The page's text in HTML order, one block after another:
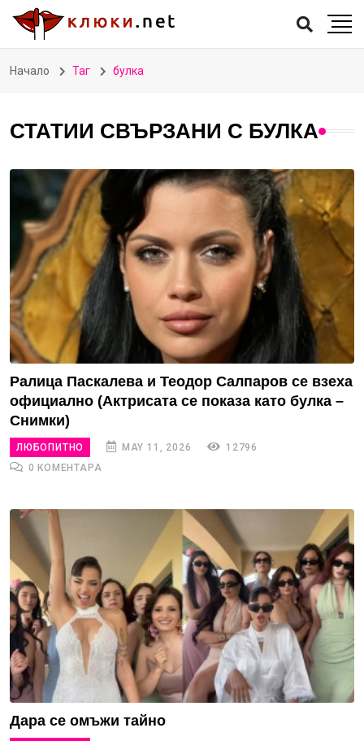
Начало Таг булка
СТАТИИ СВЪРЗАНИ С БУЛКА
Ралица Паскалева и Теодор Салпаров се взеха
официално (Актрисата се показа като булка –
Снимки)
ЛЮБОПИТНО MAY 11, 2026
12796
0 КОМЕНТАРА
Дара се омъжи тайно